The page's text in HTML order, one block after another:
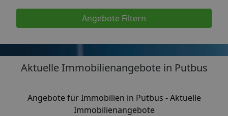
Angebote Filtern
Aktuelle Immobilienangebote in Putbus
Angebote für Immobilien in Putbus - Aktuelle
Immobilienangebote